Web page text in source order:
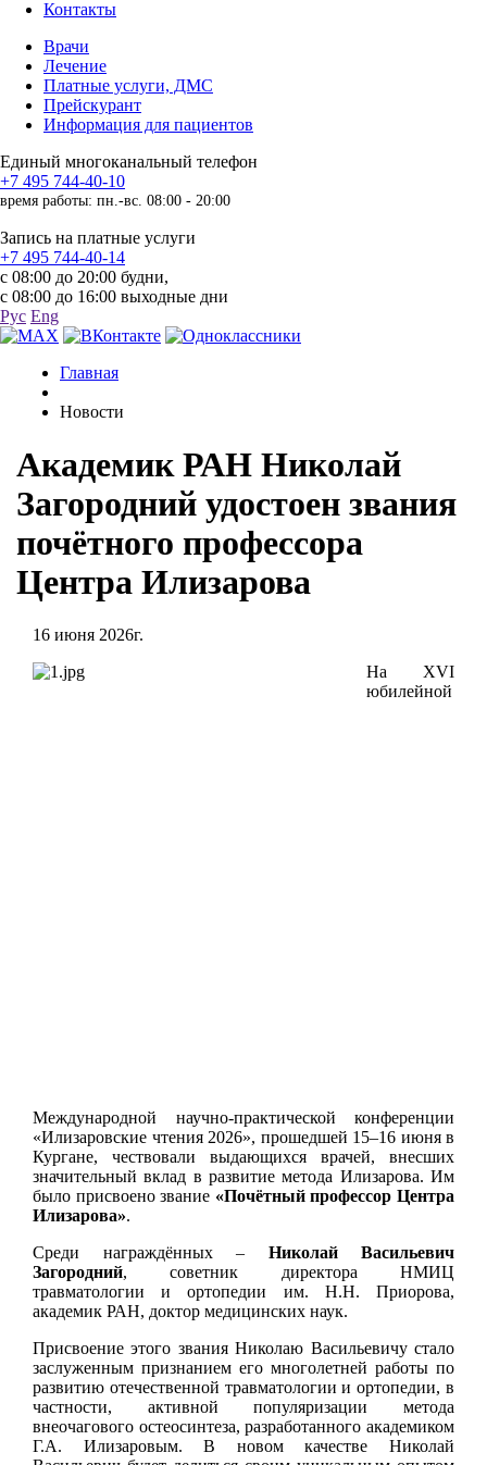
Контакты
Врачи
Лечение
Платные услуги, ДМС
Прейскурант
Информация для пациентов
Единый многоканальный телефон
+7 495 744-40-10
время работы: пн.-вс. 08:00 - 20:00
Запись на платные услуги
+7 495 744-40-14
с 08:00 до 20:00 будни,
с 08:00 до 16:00 выходные дни
Рус Eng
Главная
Новости
Академик РАН Николай
Загородний удостоен звания
почётного профессора
Центра Илизарова
16 июня 2026г.
На XVI
юбилейной
Международной научно-практической конференции
«Илизаровские чтения 2026», прошедшей 15–16 июня в
Кургане, чествовали выдающихся врачей, внесших
значительный вклад в развитие метода Илизарова. Им
было присвоено звание «Почётный профессор Центра
Илизарова».
Среди награждённых – Николай Васильевич
Загородний, советник директора НМИЦ
травматологии и ортопедии им. Н.Н. Приорова,
академик РАН, доктор медицинских наук.
Присвоение этого звания Николаю Васильевичу стало
заслуженным признанием его многолетней работы по
развитию отечественной травматологии и ортопедии, в
частности, активной популяризации метода
внеочагового остеосинтеза, разработанного академиком
Г.А. Илизаровым. В новом качестве Николай